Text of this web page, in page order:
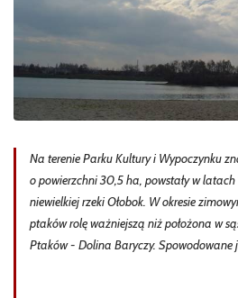
Na terenie Parku Kultury i Wypoczynku
o powierzchni 30,5 ha, powstały w
niewielkiej rzeki Ołobok. W okresie
ptaków rolę ważniejszą niż położona w
Ptaków - Dolina Baryczy. Spowodowane